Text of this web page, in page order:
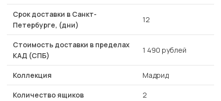
Срок доставки в Санкт-
Петербурге, (дни)
12
Стоимость доставки в пределах
КАД (СПБ)
1 490 рублей
Коллекция Мадрид
Количество ящиков 2